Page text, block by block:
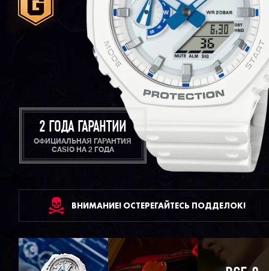
2 ГОДА ГАРАНТИИ
ОФИЦИАЛЬНАЯ ГАРАНТИЯ
CASIO НА 2 ГОДА
ВНИМАНИЕ! ОСТЕРЕГАЙТЕСЬ ПОДДЕЛОК!